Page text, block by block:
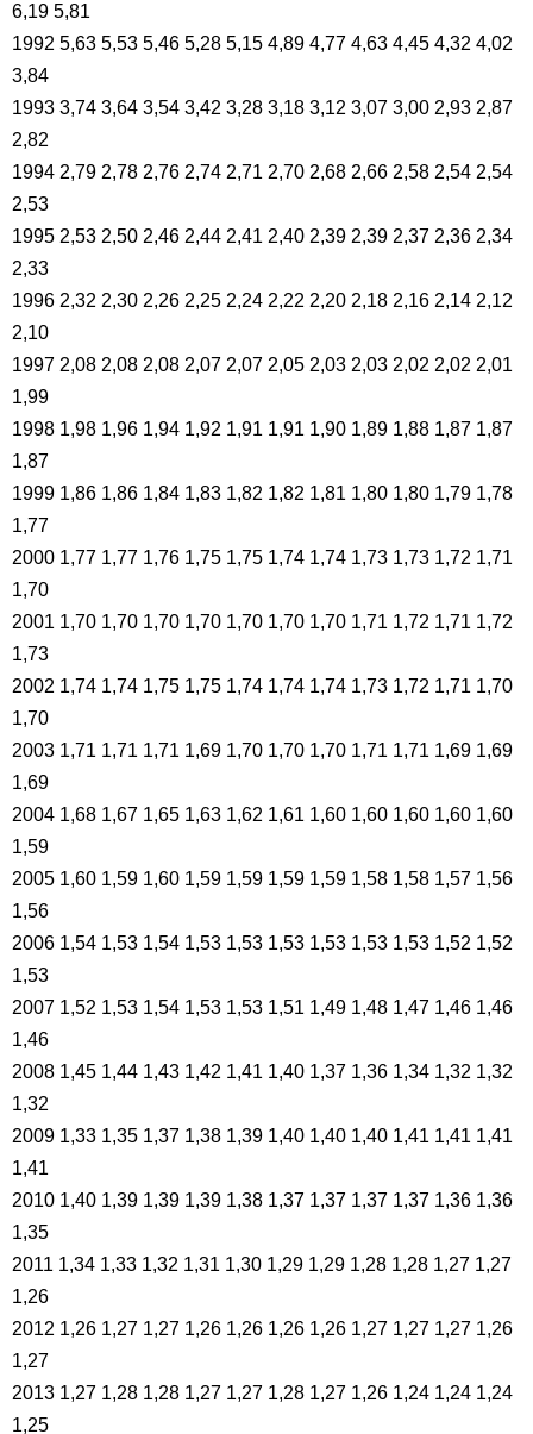
6,19 5,81
1992 5,63 5,53 5,46 5,28 5,15 4,89 4,77 4,63 4,45 4,32 4,02
3,84
1993 3,74 3,64 3,54 3,42 3,28 3,18 3,12 3,07 3,00 2,93 2,87
2,82
1994 2,79 2,78 2,76 2,74 2,71 2,70 2,68 2,66 2,58 2,54 2,54
2,53
1995 2,53 2,50 2,46 2,44 2,41 2,40 2,39 2,39 2,37 2,36 2,34
2,33
1996 2,32 2,30 2,26 2,25 2,24 2,22 2,20 2,18 2,16 2,14 2,12
2,10
1997 2,08 2,08 2,08 2,07 2,07 2,05 2,03 2,03 2,02 2,02 2,01
1,99
1998 1,98 1,96 1,94 1,92 1,91 1,91 1,90 1,89 1,88 1,87 1,87
1,87
1999 1,86 1,86 1,84 1,83 1,82 1,82 1,81 1,80 1,80 1,79 1,78
1,77
2000 1,77 1,77 1,76 1,75 1,75 1,74 1,74 1,73 1,73 1,72 1,71
1,70
2001 1,70 1,70 1,70 1,70 1,70 1,70 1,70 1,71 1,72 1,71 1,72
1,73
2002 1,74 1,74 1,75 1,75 1,74 1,74 1,74 1,73 1,72 1,71 1,70
1,70
2003 1,71 1,71 1,71 1,69 1,70 1,70 1,70 1,71 1,71 1,69 1,69
1,69
2004 1,68 1,67 1,65 1,63 1,62 1,61 1,60 1,60 1,60 1,60 1,60
1,59
2005 1,60 1,59 1,60 1,59 1,59 1,59 1,59 1,58 1,58 1,57 1,56
1,56
2006 1,54 1,53 1,54 1,53 1,53 1,53 1,53 1,53 1,53 1,52 1,52
1,53
2007 1,52 1,53 1,54 1,53 1,53 1,51 1,49 1,48 1,47 1,46 1,46
1,46
2008 1,45 1,44 1,43 1,42 1,41 1,40 1,37 1,36 1,34 1,32 1,32
1,32
2009 1,33 1,35 1,37 1,38 1,39 1,40 1,40 1,40 1,41 1,41 1,41
1,41
2010 1,40 1,39 1,39 1,39 1,38 1,37 1,37 1,37 1,37 1,36 1,36
1,35
2011 1,34 1,33 1,32 1,31 1,30 1,29 1,29 1,28 1,28 1,27 1,27
1,26
2012 1,26 1,27 1,27 1,26 1,26 1,26 1,26 1,27 1,27 1,27 1,26
1,27
2013 1,27 1,28 1,28 1,27 1,27 1,28 1,27 1,26 1,24 1,24 1,24
1,25